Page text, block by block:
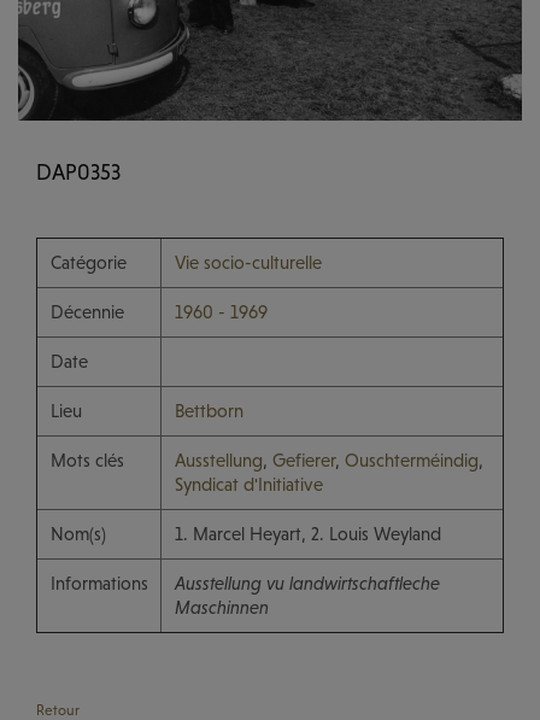
DAP0353
Catégorie Vie socio-culturelle
Décennie 1960 - 1969
Date
Lieu Bettborn
Mots clés Ausstellung, Gefierer, Ouschterméindig,
Syndicat d'Initiative
Nom(s) 1. Marcel Heyart, 2. Louis Weyland
Informations
Ausstellung vu landwirtschaftleche
Maschinnen
Retour